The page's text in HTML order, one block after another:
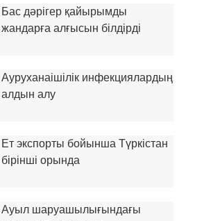
Бас дәрігер қайырымды
жандарға алғысын білдірді
Ауруханаішілік инфекциялардың
алдын алу
Ет экспорты бойынша Түркістан
бірінші орында
Ауыл шаруашылығындағы